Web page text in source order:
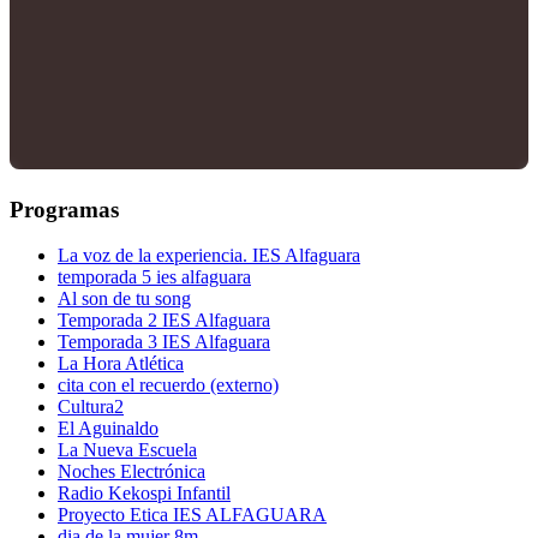
Programas
La voz de la experiencia. IES Alfaguara
temporada 5 ies alfaguara
Al son de tu song
Temporada 2 IES Alfaguara
Temporada 3 IES Alfaguara
La Hora Atlética
cita con el recuerdo (externo)
Cultura2
El Aguinaldo
La Nueva Escuela
Noches Electrónica
Radio Kekospi Infantil
Proyecto Etica IES ALFAGUARA